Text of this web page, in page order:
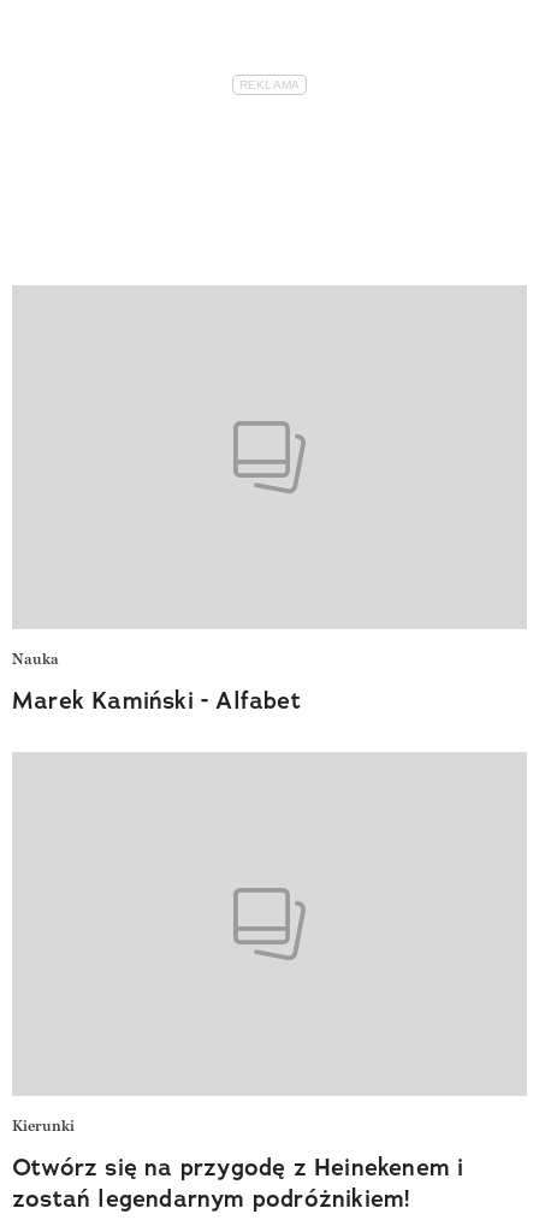
Nauka
Marek Kamiński - Alfabet
Kierunki
Otwórz się na przygodę z Heinekenem i
zostań legendarnym podróżnikiem!